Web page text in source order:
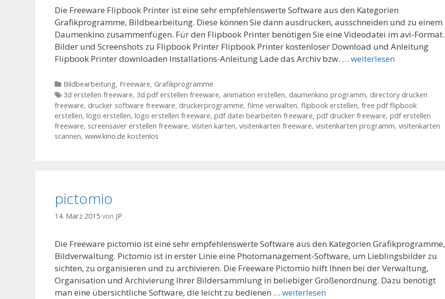
Die Freeware Flipbook Printer ist eine sehr empfehlenswerte Software aus den Kategorien
Grafikprogramme, Bildbearbeitung. Diese können Sie dann ausdrucken, ausschneiden und zu einem
Daumenkino zusammenfügen. Für den Flipbook Printer benötigen Sie eine Videodatei im avi-Format.
Bilder und Screenshots zu Flipbook Printer Flipbook Printer kostenloser Download und Anleitung
Flipbook Printer downloaden Installations-Anleitung Lade das Archiv bzw. … weiterlesen
Kategorien
Bildbearbeitung, Freeware, Grafikprogramme
Tags
3d erstellen freeware, 3d pdf erstellen freeware, animation erstellen, daumenkino programm, directory drucken
freeware, drucker software freeware, druckerprogramme, filme verwalten, flipbook erstellen, free pdf flipbook
erstellen, logo erstellen, logo erstellen freeware, pdf datei bearbeiten freeware, pdf drucker freeware, pdf erstellen
freeware, screensaver erstellen freeware, visiten karten, visitenkarten freeware, visitenkarten programm, visitenkarten
scannen, www.kino.de kostenlos
pictomio
14. März 2015 von JP
Die Freeware pictomio ist eine sehr empfehlenswerte Software aus den Kategorien Grafikprogramme,
Bildverwaltung. Pictomio ist in erster Linie eine Photomanagement-Software, um Lieblingsbilder zu
sichten, zu organisieren und zu archivieren. Die Freeware Pictomio hilft Ihnen bei der Verwaltung,
Organisation und Archivierung Ihrer Bildersammlung in beliebiger Größenordnung. Dazu benötigt
man eine übersichtliche Software, die leicht zu bedienen … weiterlesen